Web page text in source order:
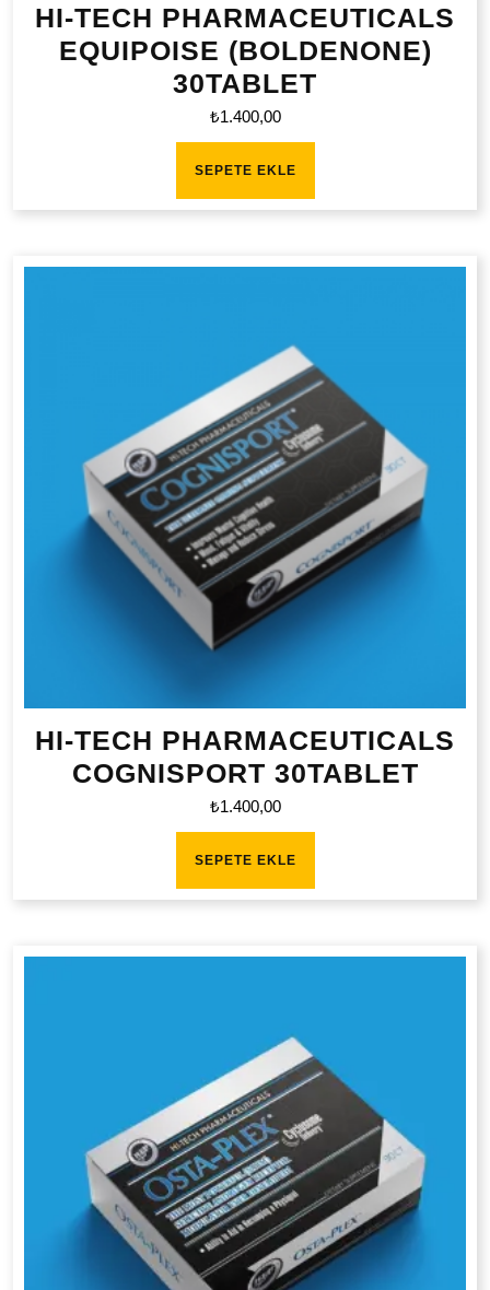
HI-TECH PHARMACEUTICALS
EQUIPOISE (BOLDENONE)
30TABLET
₺1.400,00
SEPETE EKLE
HI-TECH PHARMACEUTICALS
COGNISPORT 30TABLET
₺1.400,00
SEPETE EKLE